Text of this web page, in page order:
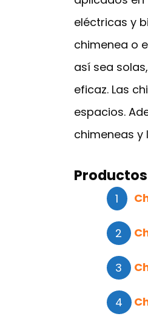
eléctricas y
chimenea o
así sea
eficaz. Las
espacios.
chimeneas